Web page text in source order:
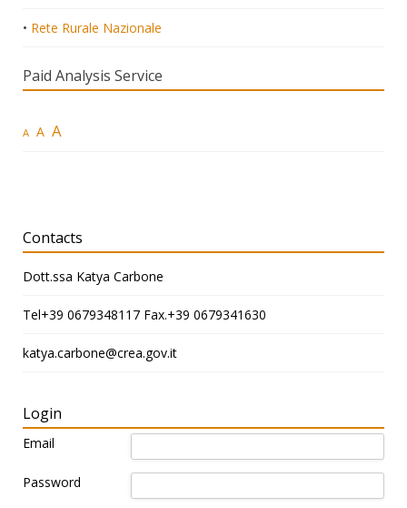
• Rete Rurale Nazionale
Paid Analysis Service
A A A
Contacts
Dott.ssa Katya Carbone
Tel+39 0679348117 Fax.+39 0679341630
katya.carbone@crea.gov.it
Login
Email
Password